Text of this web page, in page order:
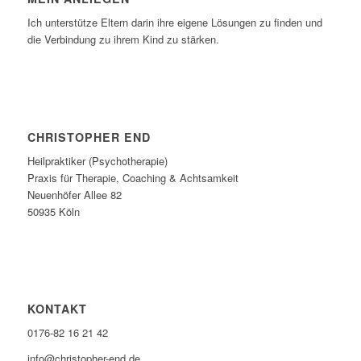
Ich unterstütze Eltern darin ihre eigene Lösungen zu finden und
die Verbindung zu ihrem Kind zu stärken.
CHRISTOPHER END
Heilpraktiker (Psychotherapie)
Praxis für Therapie, Coaching & Achtsamkeit
Neuenhöfer Allee 82
50935 Köln
KONTAKT
0176-82 16 21 42